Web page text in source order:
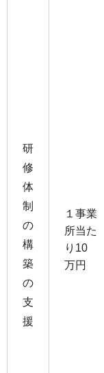
研
修
体
制
の
構
築
の
支
援
１事業
所当た
り10
万円